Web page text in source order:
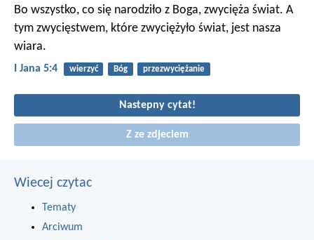
Bo wszystko, co się narodziło z Boga, zwycięża świat. A
tym zwycięstwem, które zwyciężyło świat, jest nasza
wiara.
I Jana 5:4 wierzyć Bóg przezwyciężanie
Nastepny cytat!
Z ze zdjeciem
Wiecej czytac
Tematy
Arciwum